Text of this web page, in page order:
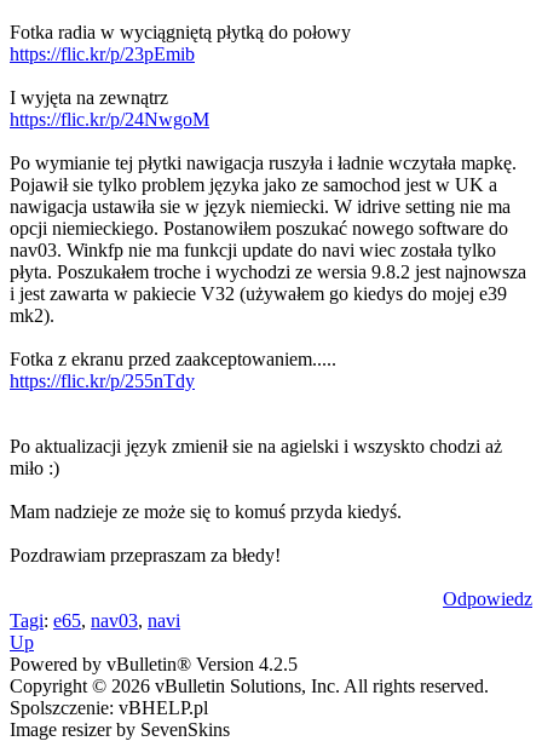
Fotka radia w wyciągniętą płytką do połowy
https://flic.kr/p/23pEmib
I wyjęta na zewnątrz
https://flic.kr/p/24NwgoM
Po wymianie tej płytki nawigacja ruszyła i ładnie wczytała mapkę.
Pojawił sie tylko problem języka jako ze samochod jest w UK a
nawigacja ustawiła sie w język niemiecki. W idrive setting nie ma
opcji niemieckiego. Postanowiłem poszukać nowego software do
nav03. Winkfp nie ma funkcji update do navi wiec została tylko
płyta. Poszukałem troche i wychodzi ze wersia 9.8.2 jest najnowsza
i jest zawarta w pakiecie V32 (używałem go kiedys do mojej e39
mk2).
Fotka z ekranu przed zaakceptowaniem.....
https://flic.kr/p/255nTdy
Po aktualizacji język zmienił sie na agielski i wszyskto chodzi aż
miło :)
Mam nadzieje ze może się to komuś przyda kiedyś.
Pozdrawiam przepraszam za błedy!
Odpowiedz
Tagi: e65, nav03, navi
Up
Powered by vBulletin® Version 4.2.5
Copyright © 2026 vBulletin Solutions, Inc. All rights reserved.
Spolszczenie: vBHELP.pl
Image resizer by SevenSkins